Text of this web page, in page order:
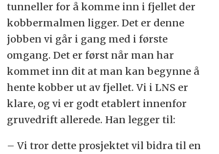
tunneller for å komme inn i fjellet der
kobbermalmen ligger. Det er denne
jobben vi går i gang med i første
omgang. Det er først når man har
kommet inn dit at man kan begynne å
hente kobber ut av fjellet. Vi i LNS er
klare, og vi er godt etablert innenfor
gruvedrift allerede. Han legger til:
– Vi tror dette prosjektet vil bidra til en